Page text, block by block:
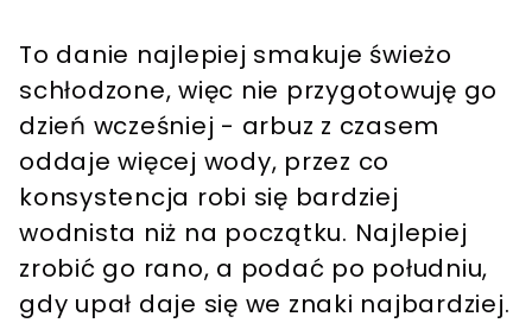
To danie najlepiej smakuje świeżo
schłodzone, więc nie przygotowuję go
dzień wcześniej - arbuz z czasem
oddaje więcej wody, przez co
konsystencja robi się bardziej
wodnista niż na początku. Najlepiej
zrobić go rano, a podać po południu,
gdy upał daje się we znaki najbardziej.